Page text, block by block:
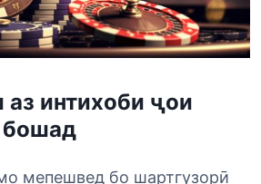
интихоби ҷои
мепешвед бо шартгузорӣ